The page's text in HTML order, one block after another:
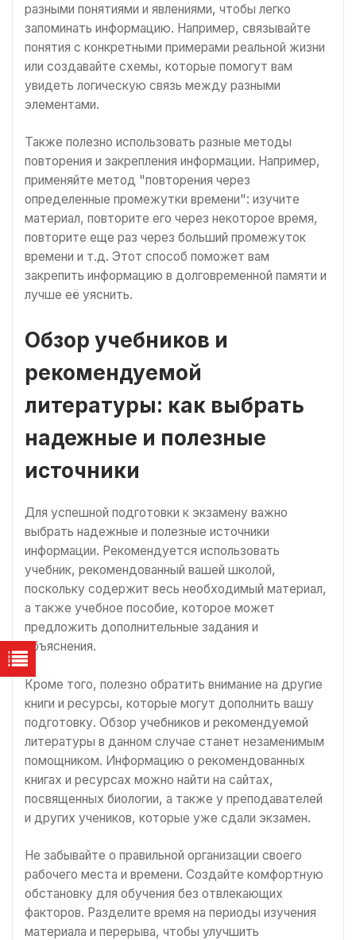
разными понятиями и явлениями, чтобы легко
запоминать информацию. Например, связывайте
понятия с конкретными примерами реальной жизни
или создавайте схемы, которые помогут вам
увидеть логическую связь между разными
элементами.
Также полезно использовать разные методы
повторения и закрепления информации. Например,
применяйте метод "повторения через
определенные промежутки времени": изучите
материал, повторите его через некоторое время,
повторите еще раз через больший промежуток
времени и т.д. Этот способ поможет вам
закрепить информацию в долговременной памяти и
лучше её уяснить.
Обзор учебников и
рекомендуемой
литературы: как выбрать
надежные и полезные
источники
Для успешной подготовки к экзамену важно
выбрать надежные и полезные источники
информации. Рекомендуется использовать
учебник, рекомендованный вашей школой,
поскольку содержит весь необходимый материал,
а также учебное пособие, которое может
предложить дополнительные задания и
объяснения.
Кроме того, полезно обратить внимание на другие
книги и ресурсы, которые могут дополнить вашу
подготовку. Обзор учебников и рекомендуемой
литературы в данном случае станет незаменимым
помощником. Информацию о рекомендованных
книгах и ресурсах можно найти на сайтах,
посвященных биологии, а также у преподавателей
и других учеников, которые уже сдали экзамен.
Не забывайте о правильной организации своего
рабочего места и времени. Создайте комфортную
обстановку для обучения без отвлекающих
факторов. Разделите время на периоды изучения
материала и перерыва, чтобы улучшить